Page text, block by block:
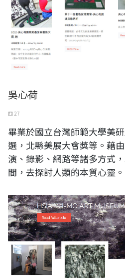
吳心荷
四 27
畢業於國立台灣師範大學美
選，北縣美展大會獎等。藉
演、錄影、網路等諸多方式
間，去探討人類的本質心靈。